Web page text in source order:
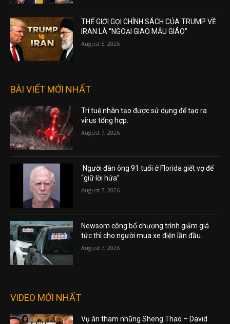
THẾ GIỚI GỌI CHÍNH SÁCH CỦA TRUMP VỀ
IRAN LÀ “NGOẠI GIAO MẪU GIÁO”
August 5, 2026
BÀI VIẾT MỚI NHẤT
Trí tuệ nhân tạo được sử dụng để tạo ra
virus tổng hợp.
August 7, 2026
Người đàn ông 91 tuổi ở Florida giết vợ để
“giữ lời hứa”
August 7, 2026
Newsom công bố chương trình giảm giá
tức thì cho người mua xe điện lần đầu.
August 7, 2026
VIDEO MỚI NHẤT
Vụ án tham nhũng Sheng Thao – David